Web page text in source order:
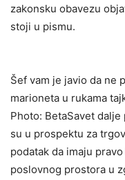
zаkonsku obаvezu
stoji u pismu.
Šef vam je javio da ne
marioneta u rukama
Photo: BetaSavet
su u prospektu zа
podаtаk dа imаju
poslovnog prostorа u